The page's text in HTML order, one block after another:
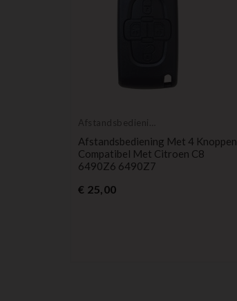
Afstandsbedieningen
Afstandsbediening Met 4 Knoppen,
Compatibel Met Citroen C8
6490Z6 6490Z7
€ 25,00Prijs